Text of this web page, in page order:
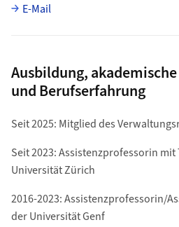
E-Mail
Ausbildung,
und Berufserfahrung
Seit 2025: Mitglied des
Seit 2023: Assistenzprofessorin
Universität Zürich
2016-2023: Assistenzprofessorin/
der Universität Genf